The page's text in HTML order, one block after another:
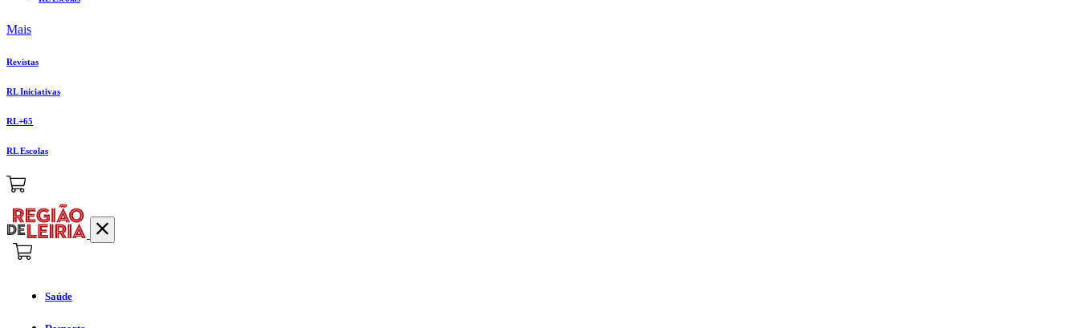
Mais
Revistas
RL Iniciativas
RL+65
RL Escolas
Saúde